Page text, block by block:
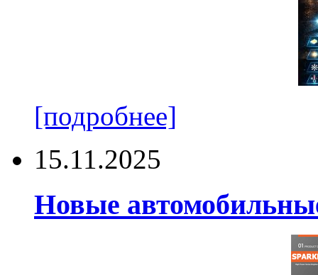
[подробнее]
15.11.2025
Новые